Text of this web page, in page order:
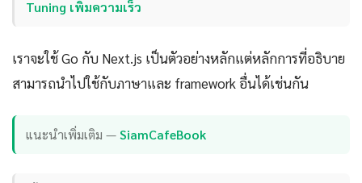
Tuning เพิ่มความเร็ว
เราจะใช้ Go กับ Next.js เป็นตัวอย่างหลักแต่หลักการที่อธิบาย
สามารถนำไปใช้กับภาษาและ framework อื่นได้เช่นกัน
แนะนำเพิ่มเติม —SiamCafeBook